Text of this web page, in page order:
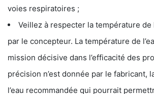
voies respiratoires ;
Veillez à respecter la température de
par le concepteur. La température de
mission décisive dans l’efficacité des
précision n’est donnée par le fabricant,
l’eau recommandée qui pourrait